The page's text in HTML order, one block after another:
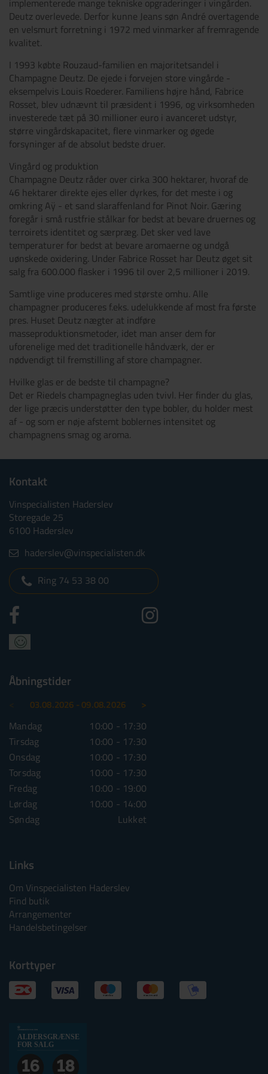
implementerede mange tekniske opgraderinger i vingården.
Deutz overlevede. Derfor kunne Jeans søn André overtagende
en velsmurt forretning i 1972 med vinmarker af fremragende
kvalitet.
I 1993 købte Rouzaud-familien en majoritetsandel i
Champagne Deutz. De ejede i forvejen store vingårde -
eksempelvis Louis Roederer. Familiens højre hånd, Fabrice
Rosset, blev udnævnt til præsident i 1996, og virksomheden
investerede tæt på 30 millioner euro i avanceret udstyr,
større vingårdskapacitet, flere vinmarker og øgede
forsyninger af de absolut bedste druer.
Vingård og produktion
Champagne Deutz råder over cirka 300 hektarer, hvoraf de
46 hektarer direkte ejes eller dyrkes, for det meste i og
omkring Aÿ - et sand slaraffenland for Pinot Noir. Gæring
foregår i små rustfrie stålkar for bedst at bevare druernes og
terroirets identitet og særpræg. Det sker ved lave
temperaturer for bedst at bevare aromaerne og undgå
uønskede oxidering. Under Fabrice Rosset har Deutz øget sit
salg fra 600.000 flasker i 1996 til over 2,5 millioner i 2019.
Samtlige vine produceres med største omhu. Alle
champagner produceres f.eks. udelukkende af most fra første
pres. Huset Deutz nægter at indføre
masseproduktionsmetoder, idet man anser dem for
uforenelige med det traditionelle håndværk, der er
nødvendigt til fremstilling af store champagner.
Hvilke glas er de bedste til champagne?
Det er Riedels champagneglas uden tvivl. Her finder du glas,
der lige præcis understøtter den type bobler, du holder mest
af - og som er nøje afstemt boblernes intensitet og
champagnens smag og aroma.
Kontakt
Vinspecialisten Haderslev
Storegade 25
6100 Haderslev
haderslev@vinspecialisten.dk
Ring 74 53 38 00
Åbningstider
>
03.08.2026 - 09.08.2026
Mandag
10:00 - 17:30
Tirsdag
10:00 - 17:30
Onsdag
10:00 - 17:30
Torsdag
10:00 - 17:30
Fredag
10:00 - 19:00
Lørdag
10:00 - 14:00
Søndag
Lukket
Links
Om Vinspecialisten Haderslev
Find butik
Arrangementer
Handelsbetingelser
Korttyper
ALDERSGRÆNSE
FOR SALG